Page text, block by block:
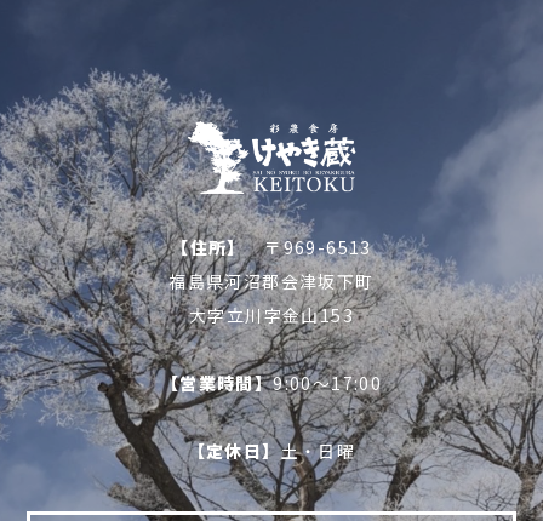
【住所】
〒969-6513
福島県河沼郡会津坂下町
大字立川字金山153
【営業時間】9:00～17:00
【定休日】土・日曜